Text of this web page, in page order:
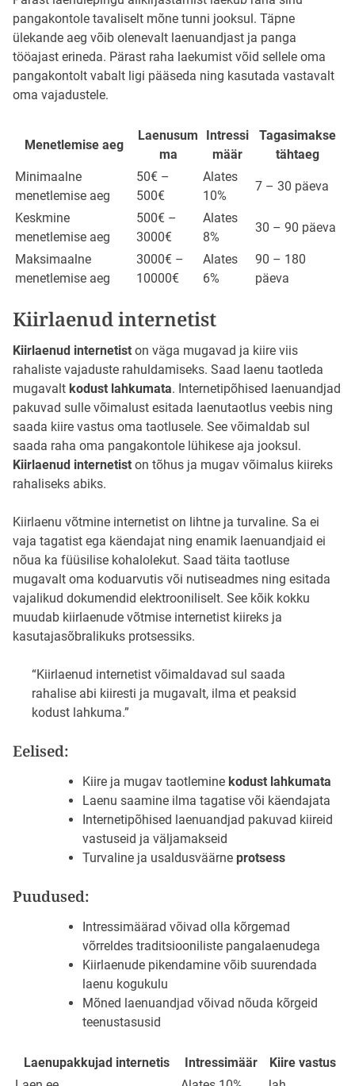
pangakontole tavaliselt mõne tunni jooksul. Täpne
ülekande aeg võib olenevalt laenuandjast ja panga
tööajast erineda. Pärast raha laekumist võid sellele oma
pangakontolt vabalt ligi pääseda ning kasutada vastavalt
oma vajadustele.
Menetlemise aeg
Laenusum
ma
Intressi
määr
Tagasimakse
tähtaeg
Minimaalne
menetlemise aeg
50€ –
500€
Alates
10%
7 – 30 päeva
Keskmine
menetlemise aeg
500€ –
3000€
Alates
8%
30 – 90 päeva
Maksimaalne
menetlemise aeg
3000€ –
10000€
Alates
6%
90 – 180
päeva
Kiirlaenud internetist
Kiirlaenud internetist on väga mugavad ja kiire viis
rahaliste vajaduste rahuldamiseks. Saad laenu taotleda
mugavalt kodust lahkumata. Internetipõhised laenuandjad
pakuvad sulle võimalust esitada laenutaotlus veebis ning
saada kiire vastus oma taotlusele. See võimaldab sul
saada raha oma pangakontole lühikese aja jooksul.
Kiirlaenud internetist on tõhus ja mugav võimalus kiireks
rahaliseks abiks.
Kiirlaenu võtmine internetist on lihtne ja turvaline. Sa ei
vaja tagatist ega käendajat ning enamik laenuandjaid ei
nõua ka füüsilise kohalolekut. Saad täita taotluse
mugavalt oma koduarvutis või nutiseadmes ning esitada
vajalikud dokumendid elektrooniliselt. See kõik kokku
muudab kiirlaenude võtmise internetist kiireks ja
kasutajasõbralikuks protsessiks.
“Kiirlaenud internetist võimaldavad sul saada
rahalise abi kiiresti ja mugavalt, ilma et peaksid
kodust lahkuma.”
Eelised:
Kiire ja mugav taotlemine kodust lahkumata
Laenu saamine ilma tagatise või käendajata
Internetipõhised laenuandjad pakuvad kiireid
vastuseid ja väljamakseid
Turvaline ja usaldusväärne protsess
Puudused:
Intressimäärad võivad olla kõrgemad
võrreldes traditsiooniliste pangalaenudega
Kiirlaenude pikendamine võib suurendada
laenu kogukulu
Mõned laenuandjad võivad nõuda kõrgeid
teenustasusid
Laenupakkujad internetis Intressimäär
Kiire vastus